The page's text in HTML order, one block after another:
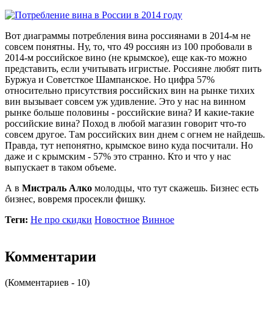
Вот диаграммы потребления вина россиянами в 2014-м не
совсем понятны. Ну, то, что 49 россиян из 100 пробовали в
2014-м российское вино (не крымское), еще как-то можно
представить, если учитывать игристые. Россияне любят пить
Буржуа и Советсткое Шампанское. Но цифра 57%
относительно присутствия российских вин на рынке тихих
вин вызывает совсем уж удивление. Это у нас на винном
рынке больше половины - российские вина? И какие-такие
российские вина? Поход в любой магазин говорит что-то
совсем другое. Там российских вин днем с огнем не найдешь.
Правда, тут непонятно, крымское вино куда посчитали. Но
даже и с крымским - 57% это странно. Кто и что у нас
выпускает в таком объеме.
А в Мистраль Алко молодцы, что тут скажешь. Бизнес есть
бизнес, вовремя просекли фишку.
Теги: Не про скидки Новостное Винное
Комментарии
(Комментариев - 10)